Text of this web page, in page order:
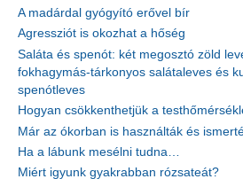
A madárdal gyógyító erővel bír
Agressziót is okozhat a hőség
Saláta és spenót: két megosztó zöld
fokhagymás-tárkonyos salátaleves és
spenótleves
Hogyan csökkenthetjük a
Már az ókorban is használták és
Ha a lábunk mesélni tudna…
Miért igyunk gyakrabban rózsateát?